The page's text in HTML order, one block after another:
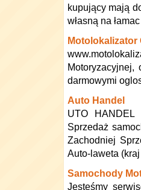
kupujący mają
własną na łamac
Motolokalizator
Motoryzacyjnej,
darmowymi
Auto Handel
UTO HANDEL
Sprzedaż
Zachodniej
Auto-laweta
Samochody
Jesteśmy